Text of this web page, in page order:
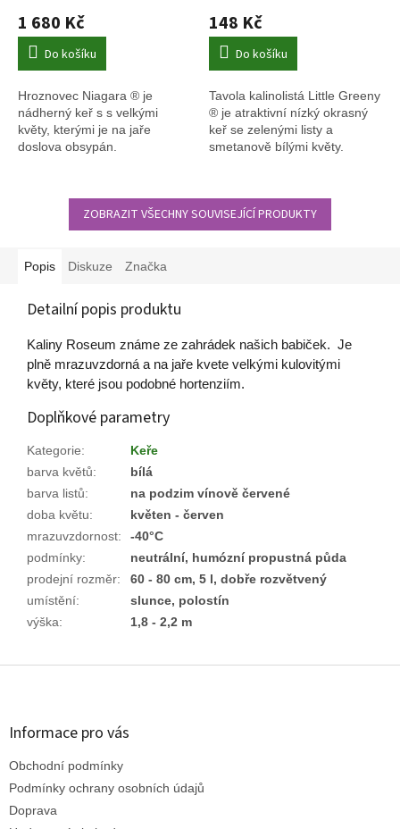
1 680 Kč
Do košíku
Hroznovec Niagara ® je
nádherný keř s s velkými
květy, kterými je na jaře
doslova obsypán.
148 Kč
Do košíku
Tavola kalinolistá Little Greeny
® je atraktivní nízký okrasný
keř se zelenými listy a
smetanově bílými květy.
ZOBRAZIT VŠECHNY SOUVISEJÍCÍ PRODUKTY
Popis Diskuze Značka
Detailní popis produktu
Kaliny Roseum známe ze zahrádek našich babiček. Je
plně mrazuvzdorná a na jaře kvete velkými kulovitými
květy, které jsou podobné hortenziím.
Doplňkové parametry
Kategorie:
Keře
barva květů:
bílá
barva listů:
na podzim vínově červené
doba květu:
květen - červen
mrazuvzdornost:
-40°C
podmínky:
neutrální, humózní propustná půda
prodejní rozměr:
60 - 80 cm, 5 l, dobře rozvětvený
umístění:
slunce, polostín
výška: 1,8 - 2,2 m
Z
Informace pro vás
Obchodní podmínky
Podmínky ochrany osobních údajů
Doprava